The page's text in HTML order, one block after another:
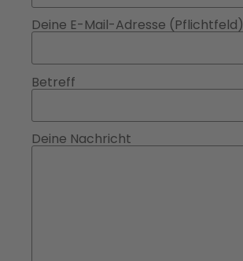
Deine E-Mail-Adresse (Pflichtfeld)
Betreff
Deine Nachricht